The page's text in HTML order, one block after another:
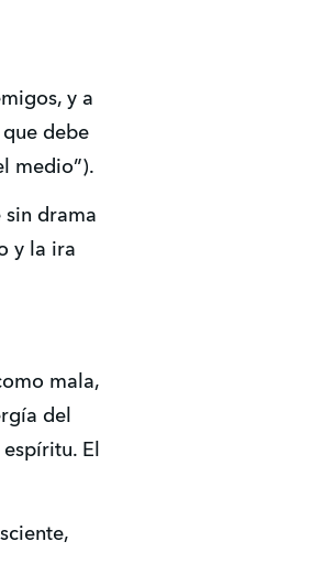
y a
debe
medio”).
sin drama
y la ira
mala,
del
El